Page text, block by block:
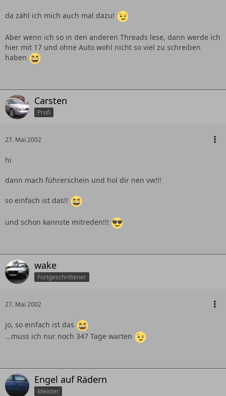
da zähl ich mich auch mal dazu!
Aber wenn ich so in den anderen Threads lese, dann werde ich
hier mit 17 und ohne Auto wohl nicht so viel zu schreiben
haben
Carsten
Profi
27. Mai 2002
hi
dann mach führerschein und hol dir nen vw!!!
so einfach ist das!!
und schon kannste mitreden!!!
wake
Fortgeschrittener
27. Mai 2002
jo, so einfach ist das
...muss ich nur noch 347 Tage warten
Engel auf Rädern
Meister